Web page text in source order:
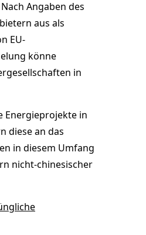
Angaben des
aus als
EU-
könne
in
Energieprojekte in
diese an das
in diesem Umfang
nicht-chinesischer